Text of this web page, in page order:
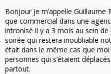
Bonjour je m’appelle Guillaume
que commercial dans une
intronisé il y a 3 mois au sein
soirée qui restera inoubliable
était dans le même cas que
personnes qui s’étaient
partout.